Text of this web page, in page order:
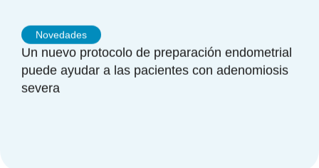
Novedades
Un nuevo protocolo de preparación endometrial
puede ayudar a las pacientes con adenomiosis
severa